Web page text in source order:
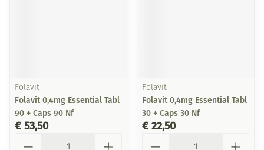
Folavit
Folavit 0,4mg Essential Tabl
90 + Caps 90 Nf
€ 53,50
Folavit
Folavit 0,4mg Essential Tabl
30 + Caps 30 Nf
€ 22,50